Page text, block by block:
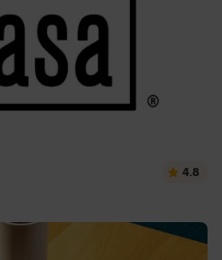
4.8